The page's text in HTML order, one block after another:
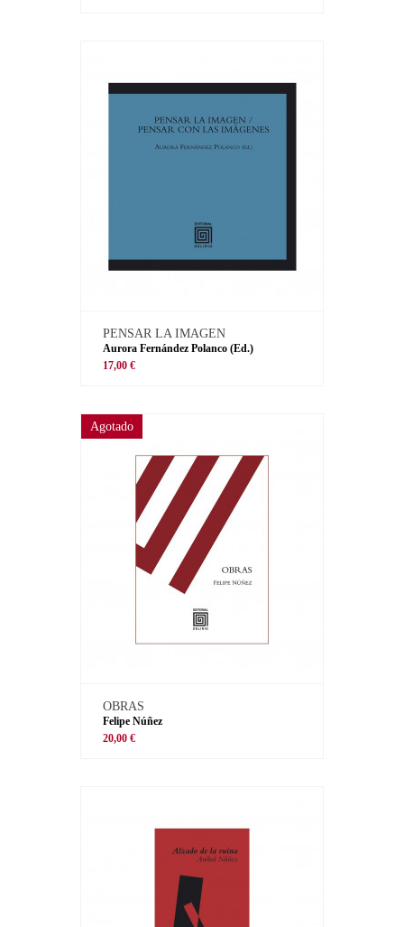
PENSAR LA IMAGEN
Aurora Fernández Polanco (Ed.)
17,00 €
Agotado
OBRAS
Felipe Núñez
20,00 €